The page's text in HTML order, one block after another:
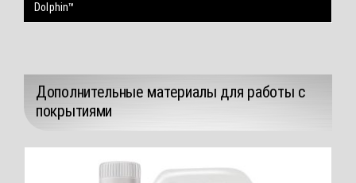
Dolphin™
Дополнительные материалы для работы с
покрытиями